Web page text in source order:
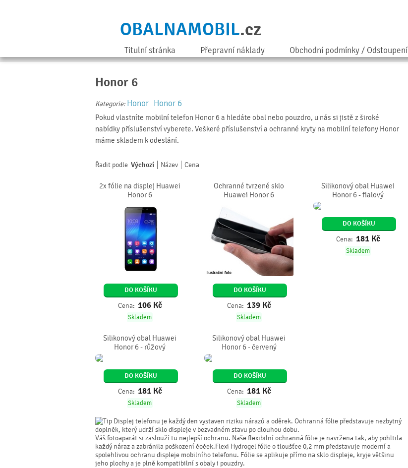
OBALNAMOBIL.cz
Titulní stránka Přepravní náklady Obchodní podmínky / Odstoupení
Honor 6
Kategorie: Honor Honor 6
Pokud vlastníte mobilní telefon Honor 6 a hledáte obal nebo pouzdro, u nás si jistě z široké
nabídky příslušenství vyberete. Veškeré příslušenství a ochranné kryty na mobilní telefony Honor
máme skladem k odeslání.
Řadit podle Výchozí Název Cena
2x fólie na displej Huawei
Honor 6
DO KOŠÍKU
Cena: 106 Kč
Skladem
Ochranné tvrzené sklo
Huawei Honor 6
DO KOŠÍKU
Cena: 139 Kč
Skladem
Silikonový obal Huawei
Honor 6 - fialový
DO KOŠÍKU
Cena: 181 Kč
Skladem
Silikonový obal Huawei
Honor 6 - růžový
DO KOŠÍKU
Cena: 181 Kč
Skladem
Silikonový obal Huawei
Honor 6 - červený
DO KOŠÍKU
Cena: 181 Kč
Skladem
Displej telefonu je každý den vystaven riziku nárazů a oděrek. Ochranná fólie představuje nezbytný
doplněk, který udrží sklo displeje v bezvadném stavu po dlouhou dobu.
Váš fotoaparát si zaslouží tu nejlepší ochranu. Naše flexibilní ochranná fólie je navržena tak, aby pohltila
každý náraz a zabránila poškození čoček.Flexi Hydrogel fólie o tloušťce 0,2 mm představuje moderní a
spolehlivou ochranu displeje mobilního telefonu. Fólie se aplikuje přímo na sklo displeje, kryje většinu
jeho plochy a je plně kompatibilní s obaly i pouzdry.